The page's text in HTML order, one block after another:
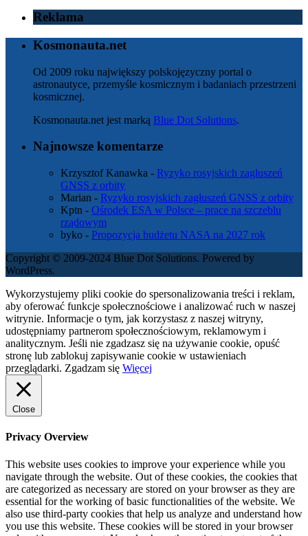
Reklama
Kosmonauta.net
Od 2009 roku największy polskojęzyczny portal o
astronautyce, przemyśle kosmicznym i badaniach przestrzeni
kosmicznej.
Kosmonauta.net jest marką Blue Dot Solutions.
Najnowsze komentarze
Krzysztof Kanawka - Ryzyko rosyjskich zagłuszeń
GNSS z orbity
Marian - Ryzyko rosyjskich zagłuszeń GNSS z orbity
Kptn - Ośrodek ESA w Polsce – prace na szczeblu
rządowym
byko - Propozycja budżetu NASA na 2027 rok
Copyright © 2009-2024 Blue Dot Solutions. Powered by
WordPress.
Wykorzystujemy pliki cookie do spersonalizowania treści i reklam,
aby oferować funkcje społecznościowe i analizować ruch w naszej
witrynie. Informacje o tym, jak korzystasz z naszej witryny,
udostępniamy partnerom społecznościowym, reklamowym i
analitycznym. Jeśli nie zgadzasz się na używanie cookie, opuść
stronę lub zablokuj zapisywanie cookie w ustawieniach
przeglądarki. Zgadzam się Więcej
Close
Privacy Overview
This website uses cookies to improve your experience while you
navigate through the website. Out of these cookies, the cookies that
are categorized as necessary are stored on your browser as they are
essential for the working of basic functionalities of the website. We
also use third-party cookies that help us analyze and understand how
you use this website. These cookies will be stored in your browser